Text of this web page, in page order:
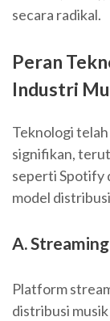
secara radikal.
Peran
Industri
Teknologi
signifikan,
seperti Spotify
model
A.
Platform
distribusi